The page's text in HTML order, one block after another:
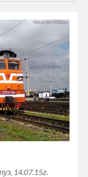
14.07.15г.